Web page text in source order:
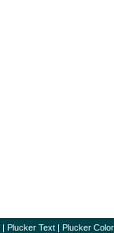
| Plucker Text | Plucker Color